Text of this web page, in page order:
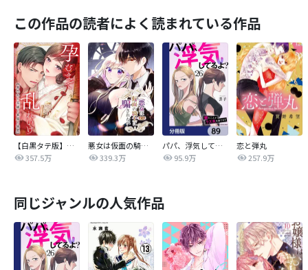
この作品の読者によく読まれている作品
【白黒タテ版】孕むまで乱れいけ～身代わり花嫁と軍服の猛愛
357.5万
悪女は仮面の騎士に騙されない
339.3万
パパ、浮気してるよ？娘と二人でクズ夫を捨てます【分冊版】
95.9万
恋と弾丸
257.9万
同じジャンルの人気作品